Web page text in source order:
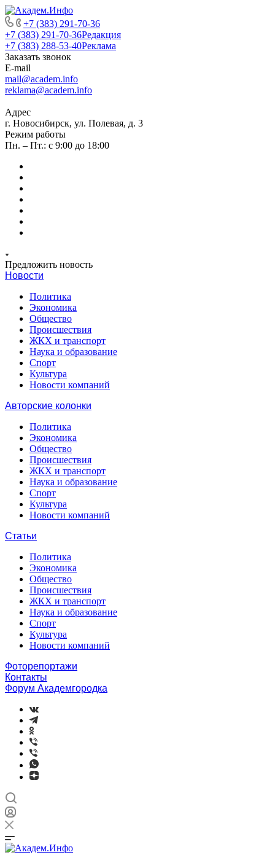
+7 (383) 291-70-36
+7 (383) 291-70-36Редакция
+7 (383) 288-53-40Реклама
Заказать звонок
E-mail
mail@academ.info
reklama@academ.info
Адрес
г. Новосибирск, ул. Полевая, д. 3
Режим работы
Пн. – Пт.: с 9:00 до 18:00
Предложить новость
Новости
Политика
Экономика
Общество
Происшествия
ЖКХ и транспорт
Наука и образование
Спорт
Культура
Новости компаний
Авторские колонки
Политика
Экономика
Общество
Происшествия
ЖКХ и транспорт
Наука и образование
Спорт
Культура
Новости компаний
Статьи
Политика
Экономика
Общество
Происшествия
ЖКХ и транспорт
Наука и образование
Спорт
Культура
Новости компаний
Фоторепортажи
Контакты
Форум Академгородка